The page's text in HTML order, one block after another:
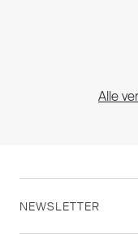
Alle
NEWSLETTER